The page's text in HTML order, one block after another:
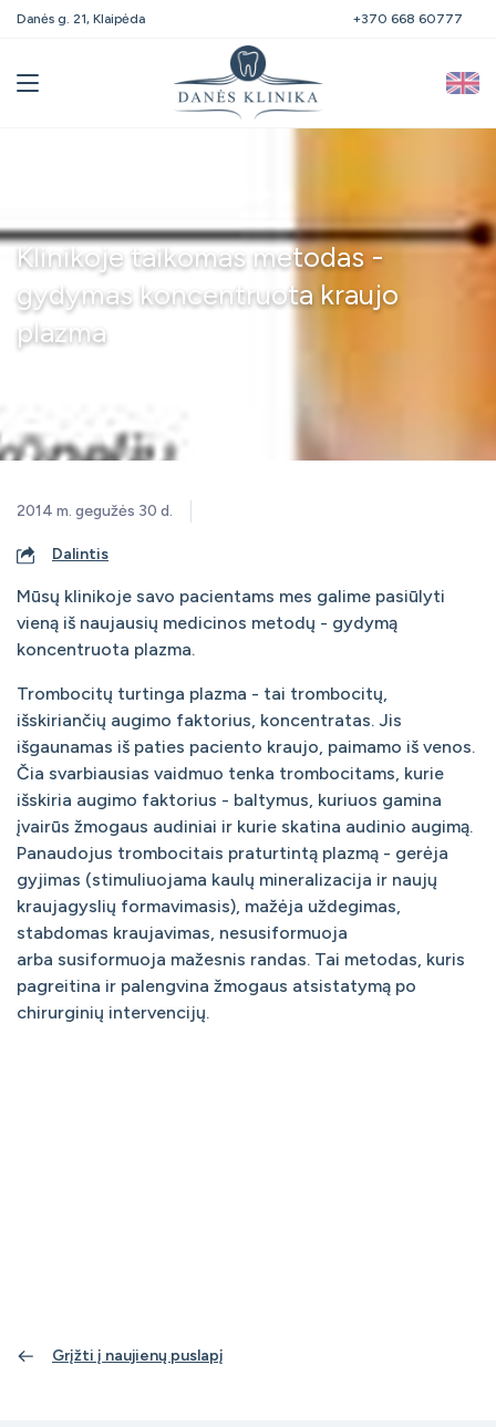
Danės g. 21, Klaipėda +370 668 60777
Klinikoje taikomas metodas -
gydymas koncentruota kraujo
plazma
2014 m. gegužės 30 d.
Dalintis
Mūsų klinikoje savo pacientams mes galime pasiūlyti
vieną iš naujausių medicinos metodų - gydymą
koncentruota plazma.
Trombocitų turtinga plazma - tai trombocitų,
išskiriančių augimo faktorius, koncentratas. Jis
išgaunamas iš paties paciento kraujo, paimamo iš venos.
Čia svarbiausias vaidmuo tenka trombocitams, kurie
išskiria augimo faktorius - baltymus, kuriuos gamina
įvairūs žmogaus audiniai ir kurie skatina audinio augimą.
Panaudojus trombocitais praturtintą plazmą - gerėja
gyjimas (stimuliuojama kaulų mineralizacija ir naujų
kraujagyslių formavimasis), mažėja uždegimas,
stabdomas kraujavimas, nesusiformuoja
arba susiformuoja mažesnis randas. Tai metodas, kuris
pagreitina ir palengvina žmogaus atsistatymą po
chirurginių intervencijų.
Grįžti į naujienų puslapį